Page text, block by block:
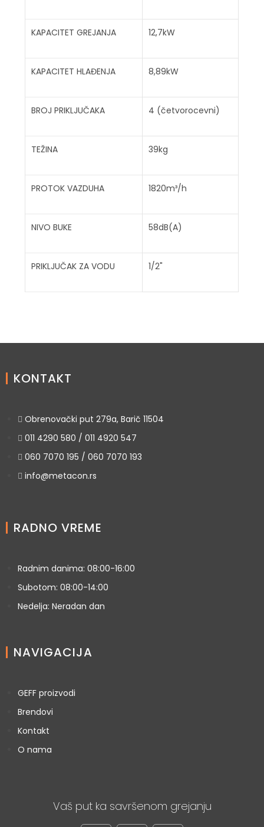
KAPACITET GREJANJA 12,7kW
KAPACITET HLAĐENJA 8,89kW
BROJ PRIKLJUČAKA 4 (četvorocevni)
TEŽINA 39kg
PROTOK VAZDUHA 1820m³/h
NIVO BUKE 58dB(A)
PRIKLJUČAK ZA VODU 1/2"
KONTAKT
Obrenovački put 279a, Barič 11504
011 4290 580 / 011 4920 547
060 7070 195 / 060 7070 193
info@metacon.rs
RADNO VREME
Radnim danima: 08:00-16:00
Subotom: 08:00-14:00
Nedelja: Neradan dan
NAVIGACIJA
GEFF proizvodi
Brendovi
Kontakt
O nama
Vaš put ka savršenom grejanju